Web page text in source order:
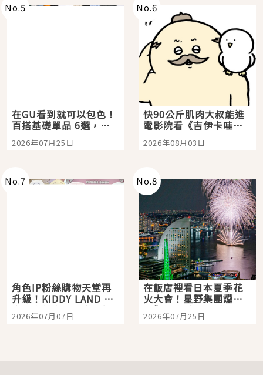
No.5
在GU看到就可以包色！
百搭基礎單品 6選，閉
眼全收也不心疼
2026年07月25日
No.6
快90公斤肌肉大叔能進
電影院看《吉伊卡哇》
嗎？日本重金屬樂團
「打首」會長與nagano
2026年08月03日
No.7
角色IP粉絲購物天堂再
升級！KIDDY LAND 原
宿店吉伊卡哇迎客，新
開幕 OMOKADO 店3分
2026年07月07日
No.8
在飯店裡看日本夏季花
火大會！星野集團煙火
景觀飯店6選，讓你不用
人擠人悠閒欣賞
2026年07月25日